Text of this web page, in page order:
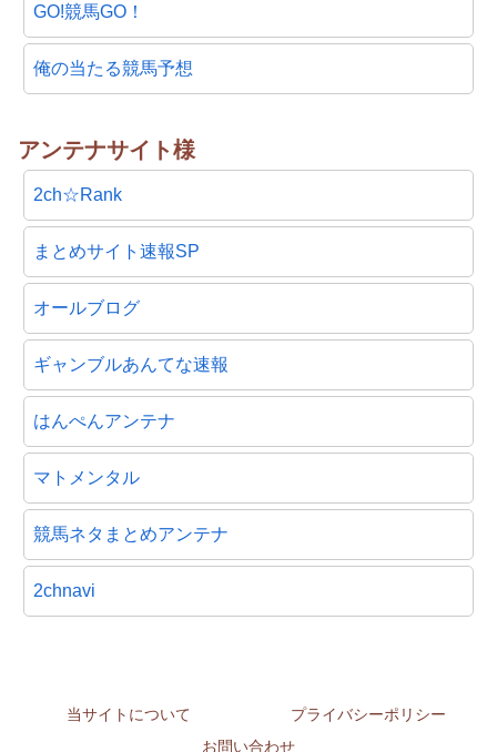
GO!競馬GO！
俺の当たる競馬予想
アンテナサイト様
2ch☆Rank
まとめサイト速報SP
オールブログ
ギャンブルあんてな速報
はんぺんアンテナ
マトメンタル
競馬ネタまとめアンテナ
2chnavi
当サイトについて
プライバシーポリシー
お問い合わせ